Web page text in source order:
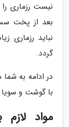
نیست رزماری
بعد از پخت
نباید رزماری
گردد.
در ادامه به
با گوشت و
مواد لازم